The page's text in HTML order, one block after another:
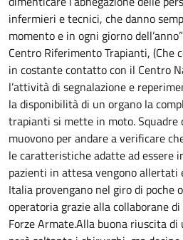
infermieri e tecnici, che danno
momento e in ogni giorno
Centro Riferimento Trapianti, (Che
in costante contatto con il Centro
l’attività di segnalazione e
la disponibilità di un organo la
trapianti si mette in moto. Squadre
muovono per andare a verificare
le caratteristiche adatte ad essere
pazienti in attesa vengono allertati
Italia provengano nel giro di poche
operatoria grazie alla collaborane
Forze Armate.Alla buona riuscita